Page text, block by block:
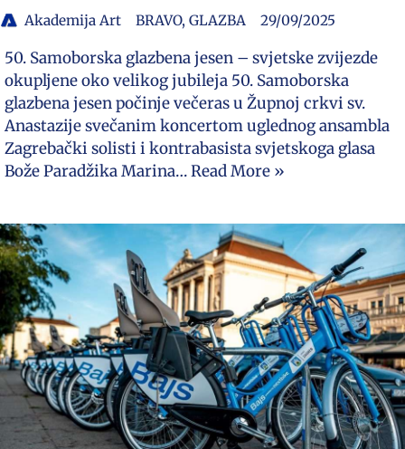
Akademija Art BRAVO, GLAZBA 29/09/2025
50. Samoborska glazbena jesen – svjetske zvijezde
okupljene oko velikog jubileja 50. Samoborska
glazbena jesen počinje večeras u Župnoj crkvi sv.
Anastazije svečanim koncertom uglednog ansambla
Zagrebački solisti i kontrabasista svjetskoga glasa
Bože Paradžika Marina…Read More »